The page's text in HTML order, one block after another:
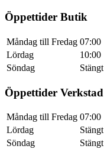
Öppettider Butik
Måndag till Fredag 07:00
Lördag
10:00
Söndag
Stängt
Öppettider Verkstad
Måndag till Fredag 07:00
Lördag
Stängt
Söndag
Stängt